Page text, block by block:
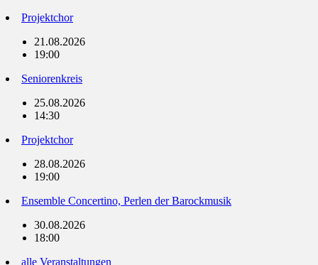
Projektchor
21.08.2026
19:00
Seniorenkreis
25.08.2026
14:30
Projektchor
28.08.2026
19:00
Ensemble Concertino, Perlen der Barockmusik
30.08.2026
18:00
alle Veranstaltungen